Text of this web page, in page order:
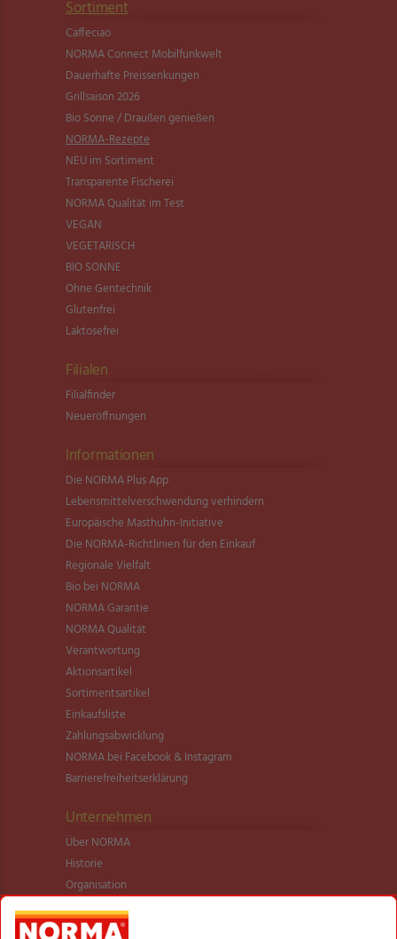
Sortiment
Caffeciao
NORMA Connect Mobilfunkwelt
Dauerhafte Preissenkungen
Grillsaison 2026
Bio Sonne / Draußen genießen
NORMA-Rezepte
NEU im Sortiment
Transparente Fischerei
NORMA Qualität im Test
VEGAN
VEGETARISCH
BIO SONNE
Ohne Gentechnik
Glutenfrei
Laktosefrei
Filialen
Filialfinder
Neueröffnungen
Informationen
Die NORMA Plus App
Lebensmittel­verschwendung verhindern
Europäische Masthuhn-Initiative
Die NORMA-Richtlinien für den Einkauf
Regionale Vielfalt
Bio bei NORMA
NORMA Garantie
NORMA Qualität
Verantwortung
Aktionsartikel
Sortimentsartikel
Einkaufsliste
Zahlungsabwicklung
NORMA bei Facebook & Instagram
Barrierefreiheitserklärung
Unternehmen
Über NORMA
Historie
Organisation
International
Logistik